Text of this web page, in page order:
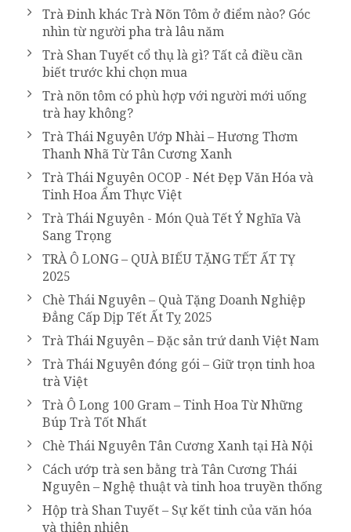
Trà Đinh khác Trà Nõn Tôm ở điểm nào? Góc
nhìn từ người pha trà lâu năm
Trà Shan Tuyết cổ thụ là gì? Tất cả điều cần
biết trước khi chọn mua
Trà nõn tôm có phù hợp với người mới uống
trà hay không?
Trà Thái Nguyên Ướp Nhài – Hương Thơm
Thanh Nhã Từ Tân Cương Xanh
Trà Thái Nguyên OCOP - Nét Đẹp Văn Hóa và
Tinh Hoa Ẩm Thực Việt
Trà Thái Nguyên - Món Quà Tết Ý Nghĩa Và
Sang Trọng
TRÀ Ô LONG – QUÀ BIẾU TẶNG TẾT ẤT TỴ
2025
Chè Thái Nguyên – Quà Tặng Doanh Nghiệp
Đẳng Cấp Dịp Tết Ất Tỵ 2025
Trà Thái Nguyên – Đặc sản trứ danh Việt Nam
Trà Thái Nguyên đóng gói – Giữ trọn tinh hoa
trà Việt
Trà Ô Long 100 Gram – Tinh Hoa Từ Những
Búp Trà Tốt Nhất
Chè Thái Nguyên Tân Cương Xanh tại Hà Nội
Cách ướp trà sen bằng trà Tân Cương Thái
Nguyên – Nghệ thuật và tinh hoa truyền thống
Hộp trà Shan Tuyết – Sự kết tinh của văn hóa
và thiên nhiên